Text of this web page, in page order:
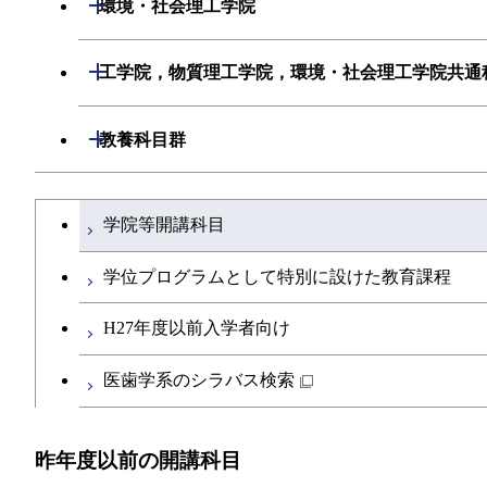
共通専門科目
初年次専門科目
共通専門科目
創造プロセス科目
環境・社会理工学院
建築学系
融合理工学系
初年次専門科目
創造プロセス科目
共通専門科目
工学院，物質理工学院，環境・社会理工学院共通
開閉
工学院，物質理工学院，環境・社会理工学
教養科目群
開閉
文系教養科目
英語科目
第二外国語科目
アントレプレナーシップ科目
学士課程を切り替える
学院等開講科目
学位プログラムとして特別に設けた教育課程
H27年度以前入学者向け
医歯学系のシラバス検索
昨年度以前の開講科目